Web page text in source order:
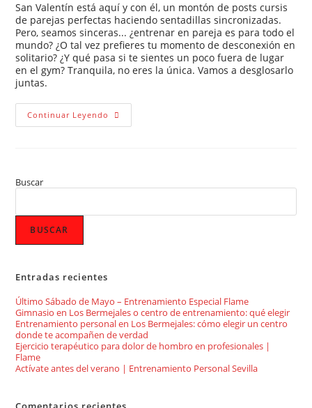
San Valentín está aquí y con él, un montón de posts cursis
de parejas perfectas haciendo sentadillas sincronizadas.
Pero, seamos sinceras... ¿entrenar en pareja es para todo el
mundo? ¿O tal vez prefieres tu momento de desconexión en
solitario? ¿Y qué pasa si te sientes un poco fuera de lugar
en el gym? Tranquila, no eres la única. Vamos a desglosarlo
juntas.
Continuar Leyendo
Buscar
BUSCAR
Entradas recientes
Último Sábado de Mayo – Entrenamiento Especial Flame
Gimnasio en Los Bermejales o centro de entrenamiento: qué elegir
Entrenamiento personal en Los Bermejales: cómo elegir un centro
donde te acompañen de verdad
Ejercicio terapéutico para dolor de hombro en profesionales |
Flame
Actívate antes del verano | Entrenamiento Personal Sevilla